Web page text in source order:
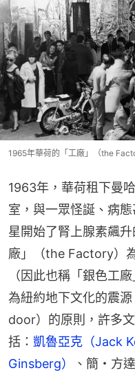
1965年華荷的「工廠」（the
1963年，華荷租下曼
室，與一眾怪誕、病
星開始了腎上腺素飆
廠」（the Factory）
（因此也稱「銀色工
為紐約地下文化的震
door）的原則，許多
括： 凱魯亞克（Jack
Ginsberg）
、簡・方